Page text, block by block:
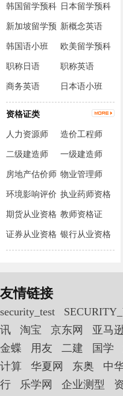
韩国留学预科
班
日本留学预科
班
新加坡留学预
科班
新概念英语
韩国语小班
欧美留学预科
班
职称日语 职称英语
商务英语 日本语小班
资格证类
人力资源师 造价工程师
二级建造师 一级建造师
房地产估价师 物业管理师
环境影响评价
师
执业药师资格
期货从业资格 教师资格证
证券从业资格 银行从业资格
友情链接
security_test
讯
淘宝 京东网 亚马
金蝶
用友 二建 国学
计算
华夏网 东奥 中
行
乐学网 企业测型